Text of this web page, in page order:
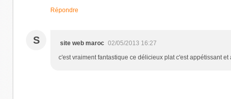
Répondre
S site web maroc 02/05/2013 16:27
c'est vraiment fantastique ce délicieux plat c'est appétissant